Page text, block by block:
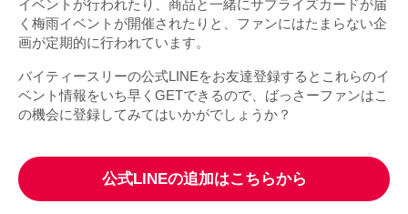
イベントが行われたり、商品と一緒にサプライズカードが届
く梅雨イベントが開催されたりと、ファンにはたまらない企
画が定期的に行われています。
バイティースリーの公式LINEをお友達登録するとこれらのイ
ベント情報をいち早くGETできるので、ばっさーファンはこ
の機会に登録してみてはいかがでしょうか？
公式LINEの追加はこちらから